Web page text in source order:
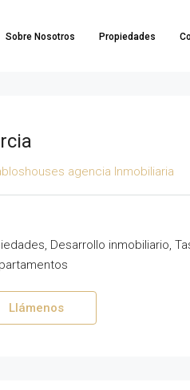
Sobre Nosotros Propiedades
agencia Inmobiliaria
Desarrollo inmobiliario,
Llámenos